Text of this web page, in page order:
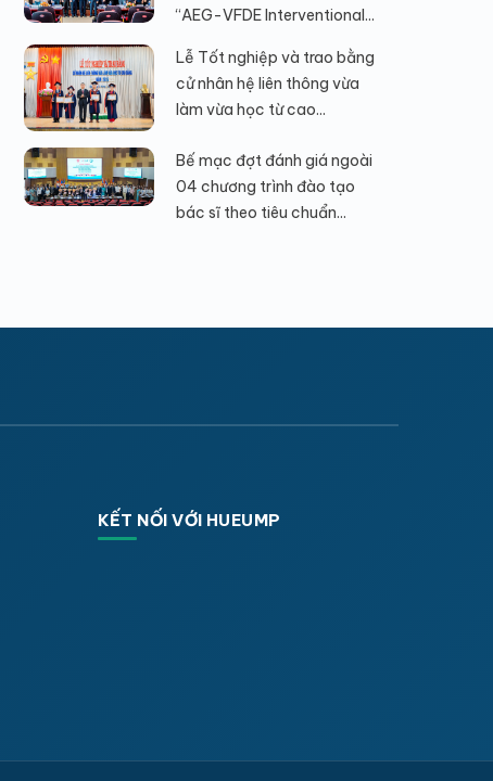
“AEG-VFDE Interventional...
Lễ Tốt nghiệp và trao bằng
cử nhân hệ liên thông vừa
làm vừa học từ cao...
Bế mạc đợt đánh giá ngoài
04 chương trình đào tạo
bác sĩ theo tiêu chuẩn...
KẾT NỐI VỚI HUEUMP